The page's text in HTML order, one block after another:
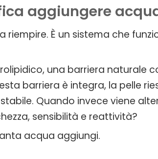
aggiungere
riempire. È un sistema che
una barriera naturale
barriera è integra, la pelle
Quando invece viene
sensibilità e reattività?
acqua aggiungi.